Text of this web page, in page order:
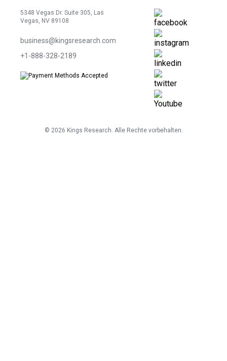
5348 Vegas Dr. Suite 305, Las
Vegas, NV 89108
business@kingsresearch.com
+1-888-328-2189
© 2026 Kings Research. Alle Rechte vorbehalten.